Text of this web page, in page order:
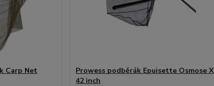
Carp Net
Prowess podběrák Epuisette Osmose X
42 inch